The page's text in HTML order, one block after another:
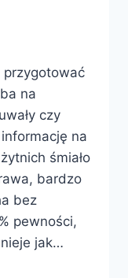
przygotować
na
czy
na
śmiało
bardzo
bez
pewności,
jak…